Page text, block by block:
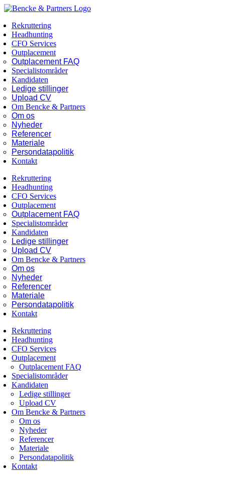
Skip
content
Facebook
LinkedIn
Rekruttering
Headhunting
CFO Services
Outplacement
Outplacement FAQ
Specialistområder
Kandidaten
Ledige stillinger
Upload CV
Om Bencke & Partners
Om os
Nyheder
Referencer
Materiale
Persondatapolitik
Kontakt
Rekruttering
Headhunting
CFO Services
Outplacement
Outplacement FAQ
Specialistområder
Kandidaten
Ledige stillinger
Upload CV
Om Bencke & Partners
Om os
Nyheder
Referencer
Materiale
Persondatapolitik
Kontakt
Rekruttering
Headhunting
CFO Services
Outplacement
Outplacement FAQ
Specialistområder
Kandidaten
Ledige stillinger
Upload CV
Om Bencke & Partners
Om os
Nyheder
Referencer
Materiale
Persondatapolitik
Kontakt